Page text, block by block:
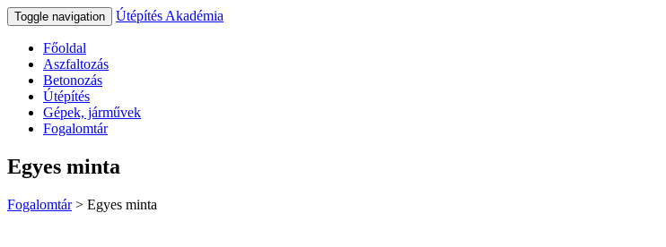
Toggle navigation Útépítés Akadémia
Főoldal
Aszfaltozás
Betonozás
Útépítés
Gépek, járművek
Fogalomtár
Egyes minta
Fogalomtár> Egyes minta